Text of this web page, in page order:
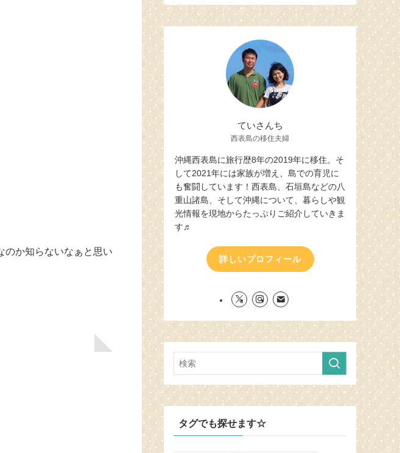
のか知らないなぁと思い
ていさんち
西表島の移住夫婦
沖縄西表島に旅行歴8年の2019年に移住。そ
して2021年には家族が増え、島での育児に
も奮闘しています！西表島、石垣島などの八
重山諸島、そして沖縄について、暮らしや観
光情報を現地からたっぷりご紹介していきま
す♬
詳しいプロフィール
タグでも探せます☆